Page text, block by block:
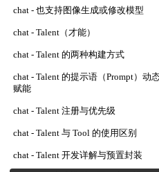
chat - 也支持图像生成或修改模型
chat - Talent（才能）
chat - Talent 的两种构建方式
chat - Talent 的提示语（Prompt）动
赋能
chat - Talent 注册与优先级
chat - Talent 与 Tool 的使用区别
chat - Talent 开发详解与预置封装